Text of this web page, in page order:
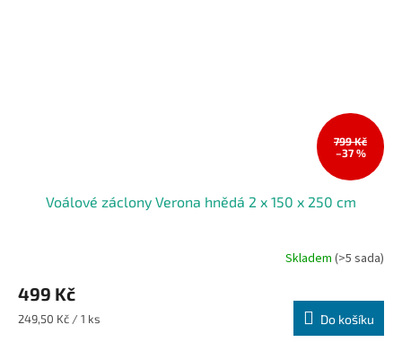
799 Kč
–37 %
Voálové záclony Verona hnědá 2 x 150 x 250 cm
Skladem (>5 sada)
499 Kč
Měrná
249,50 Kč / 1 ks Do košíku